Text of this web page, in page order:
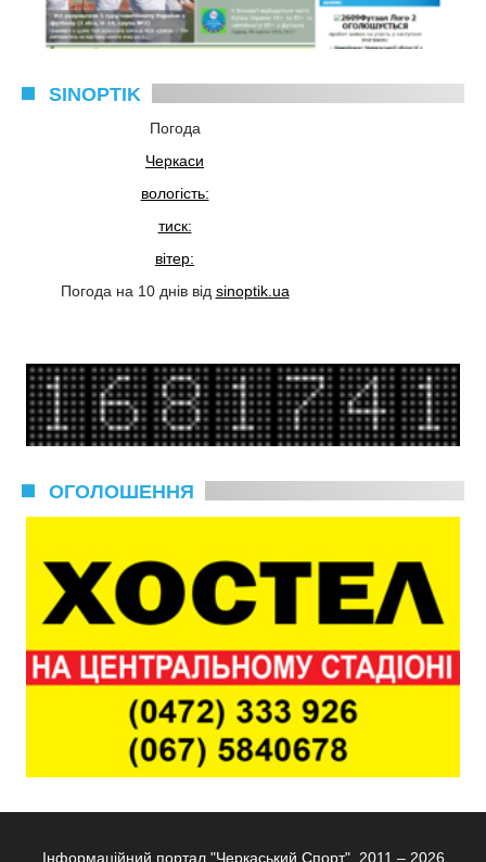
SINOPTIK
Погода
Черкаси
вологість:
тиск:
вітер:
Погода на 10 днів від sinoptik.ua
ОГОЛОШЕННЯ
Інформаційний портал "Черкаський Спорт", 2011 – 2026